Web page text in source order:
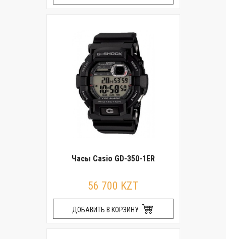
Часы Casio GD-350-1ER
56 700 KZT
ДОБАВИТЬ В КОРЗИНУ